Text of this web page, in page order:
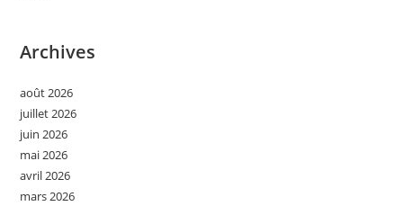
Archives
août 2026
juillet 2026
juin 2026
mai 2026
avril 2026
mars 2026